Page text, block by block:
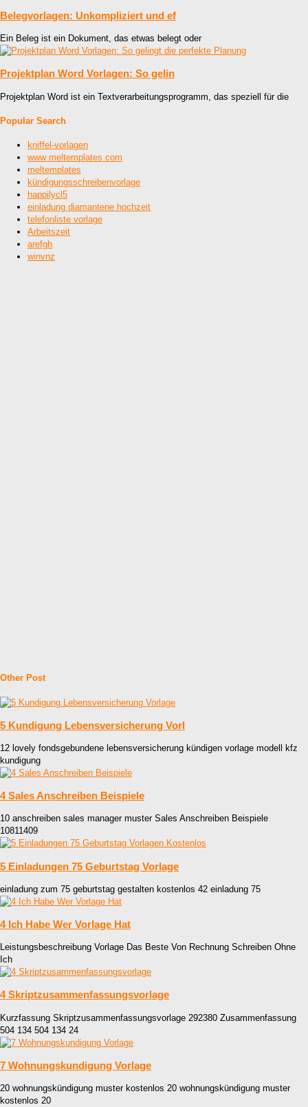
Belegvorlagen: Unkompliziert und ef
Ein Beleg ist ein Dokument, das etwas belegt oder
Projektplan Word Vorlagen: So gelin
Projektplan Word ist ein Textverarbeitungsprogramm, das speziell für die
Popular Search
kniffel-vorlagen
www meltemplates com
meltemplates
kündigungsschreibenvorlage
happilycl5
einladung diamantene hochzeit
telefonliste vorlage
Arbeitszeit
arefgh
winvnz
Other Post
5 Kundigung Lebensversicherung Vorl
12 lovely fondsgebundene lebensversicherung kündigen vorlage modell kfz
kundigung
4 Sales Anschreiben Beispiele
10 anschreiben sales manager muster Sales Anschreiben Beispiele
10811409
5 Einladungen 75 Geburtstag Vorlage
einladung zum 75 geburtstag gestalten kostenlos 42 einladung 75
4 Ich Habe Wer Vorlage Hat
Leistungsbeschreibung Vorlage Das Beste Von Rechnung Schreiben Ohne
Ich
4 Skriptzusammenfassungsvorlage
Kurzfassung Skriptzusammenfassungsvorlage 292380 Zusammenfassung
504 134 504 134 24
7 Wohnungskundigung Vorlage
20 wohnungskündigung muster kostenlos 20 wohnungskündigung muster
kostenlos 20